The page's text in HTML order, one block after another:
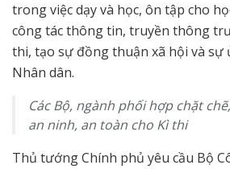
trong việc dạy và học, ôn tập cho
công tác thông tin, truyền thông
thi, tạo sự đồng thuận xã hội và sự
Nhân dân.
Các Bộ, ngành phối hợp chặt
an ninh, an toàn cho Kì thi
Thủ tướng Chính phủ yêu cầu Bộ